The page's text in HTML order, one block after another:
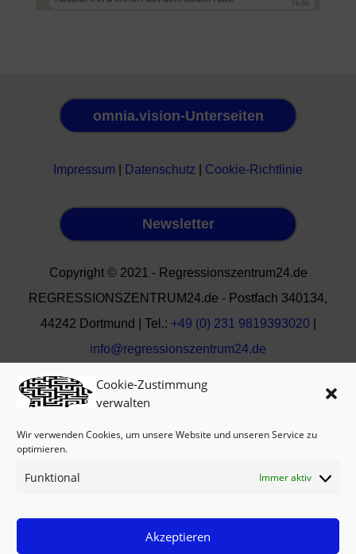
Cookie-Zustimmung
verwalten
Wir verwenden Cookies, um unsere Website und unseren Service zu
optimieren.
Funktional Immer aktiv
Akzeptieren
omnia.vision-Unterseiten
Impressum Datenschutz Cookie-Richtlinie
Newsletter
Copyright © 2021 - Regressionszentrum24.de
REGRESSIONSZENTRUM24.de - Postfach 340134,
44242 Dortmund | Tel.: +49 (0) 231 9819393020
info@regressionszentrum24.de